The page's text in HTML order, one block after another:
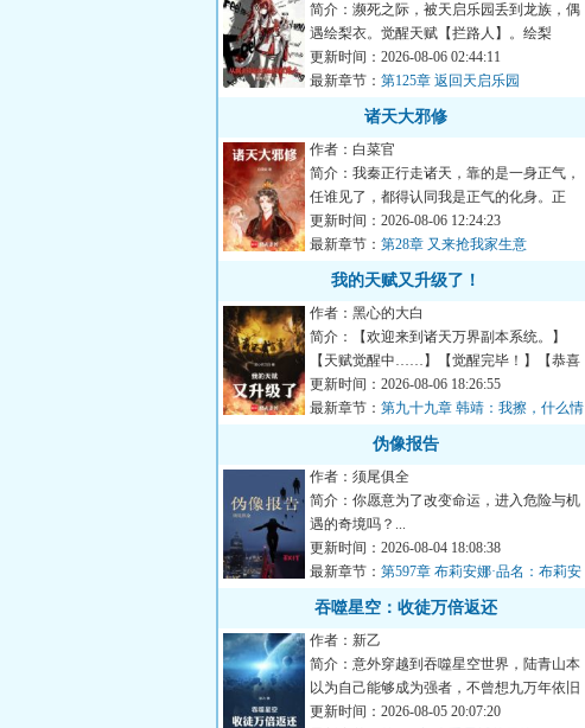
简介：濒死之际，被天启乐园丢到龙族，偶
遇绘梨衣。觉醒天赋【拦路人】。绘梨
衣：“你也要过马路吗？”关...
更新时间：2026-08-06 02:44:11
最新章节： 第125章 返回天启乐园
诸天大邪修
作者：白菜官
简介：我秦正行走诸天，靠的是一身正气，
任谁见了，都得认同我是正气的化身。正
气：别来沾边！一个邪修在...
更新时间：2026-08-06 12:24:23
最新章节： 第28章 又来抢我家生意
我的天赋又升级了！
作者：黑心的大白
简介：【欢迎来到诸天万界副本系统。】
【天赋觉醒中……】【觉醒完毕！】【恭喜
您，觉醒了X级本命天赋：...
更新时间：2026-08-06 18:26:55
最新章节： 第九十九章 韩靖：我擦，什么情
况？（五更求票）
伪像报告
作者：须尾俱全
简介：你愿意为了改变命运，进入危险与机
遇的奇境吗？...
更新时间：2026-08-04 18:08:38
最新章节： 第597章 布莉安娜·品名：布莉安
娜·韦
吞噬星空：收徒万倍返还
作者：新乙
简介：意外穿越到吞噬星空世界，陆青山本
以为自己能够成为强者，不曾想九万年依旧
还是宇宙九阶。就在大限...
更新时间：2026-08-05 20:07:20